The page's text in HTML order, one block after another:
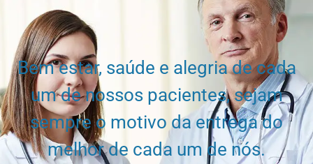
Bem estar, saúde e alegria de cada
um de nossos pacientes, sejam
sempre o motivo da entrega do
melhor de cada um de nós.